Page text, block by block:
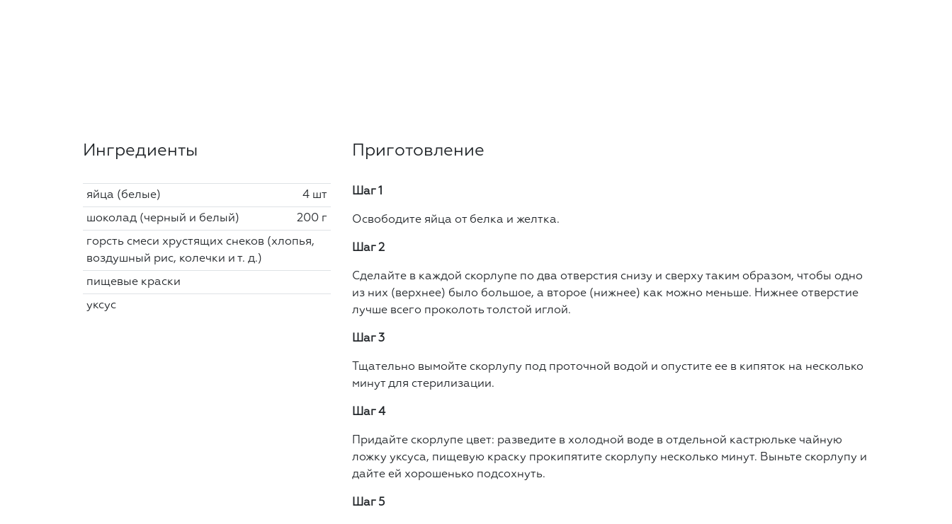
Ингредиенты
яйца (белые) 4 шт
шоколад (черный и белый) 200 г
горсть смеси хрустящих снеков (хлопья,
воздушный рис, колечки и т. д.)
пищевые краски
уксус
Приготовление
Шаг 1
Освободите яйца от белка и желтка.
Шаг 2
Сделайте в каждой скорлупе по два отверстия снизу и сверху таким образом, чтобы одно
из них (верхнее) было большое, а второе (нижнее) как можно меньше. Нижнее отверстие
лучше всего проколоть толстой иглой.
Шаг 3
Тщательно вымойте скорлупу под проточной водой и опустите ее в кипяток на несколько
минут для стерилизации.
Шаг 4
Придайте скорлупе цвет: разведите в холодной воде в отдельной кастрюльке чайную
ложку уксуса, пищевую краску прокипятите скорлупу несколько минут. Выньте скорлупу и
дайте ей хорошенько подсохнуть.
Шаг 5